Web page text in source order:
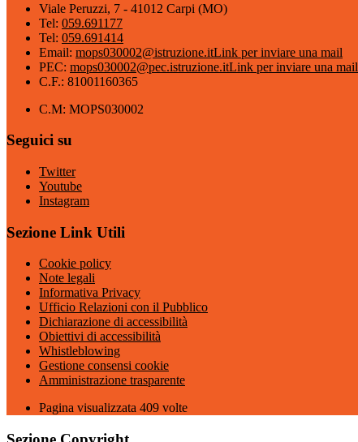
Viale Peruzzi, 7 - 41012 Carpi (MO)
Tel: 059.691177
Tel: 059.691414
Email: mops030002@istruzione.itLink per inviare una mail
PEC: mops030002@pec.istruzione.itLink per inviare una mail
C.F.: 81001160365
C.M: MOPS030002
Seguici su
Twitter
Youtube
Instagram
Sezione Link Utili
Cookie policy
Note legali
Informativa Privacy
Ufficio Relazioni con il Pubblico
Dichiarazione di accessibilità
Obiettivi di accessibilità
Whistleblowing
Gestione consensi cookie
Amministrazione trasparente
Pagina visualizzata 409 volte